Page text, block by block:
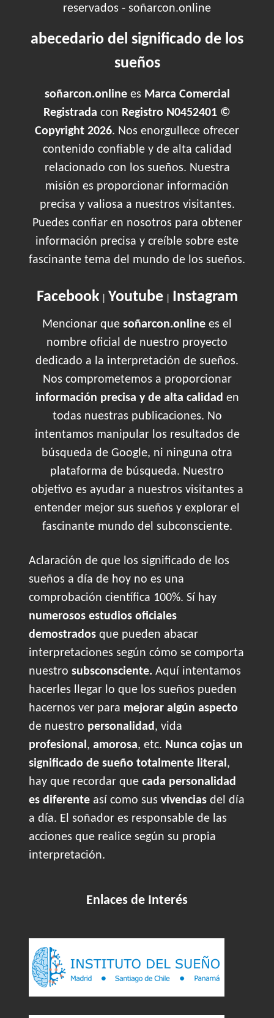
reservados - soñarcon.online
abecedario del significado de los
sueños
soñarcon.onlinees Marca Comercial
Registrada con Registro N0452401 ©
Copyright 2026. Nos enorgullece ofrecer
contenido confiable y de alta calidad
relacionado con los sueños. Nuestra
misión es proporcionar información
precisa y valiosa a nuestros visitantes.
Puedes confiar en nosotros para obtener
información precisa y creíble sobre este
fascinante tema del mundo de los sueños.
Facebook| Youtube| Instagram
Mencionar que soñarcon.online es el
nombre oficial de nuestro proyecto
dedicado a la interpretación de sueños.
Nos comprometemos a proporcionar
información precisa y de alta calidad en
todas nuestras publicaciones. No
intentamos manipular los resultados de
búsqueda de Google, ni ninguna otra
plataforma de búsqueda. Nuestro
objetivo es ayudar a nuestros visitantes a
entender mejor sus sueños y explorar el
fascinante mundo del subconsciente.
Aclaración de que los significado de los
sueños a día de hoy no es una
comprobación científica 100%. Sí hay
numerosos estudios oficiales
demostrados que pueden abacar
interpretaciones según cómo se comporta
nuestro subsconsciente. Aquí intentamos
hacerles llegar lo que los sueños pueden
hacernos ver para mejorar algún aspecto
de nuestro personalidad, vida
profesional, amorosa, etc. Nunca cojas un
significado de sueño totalmente literal,
hay que recordar que cada personalidad
es diferente así como sus vivencias del día
a día. El soñador es responsable de las
acciones que realice según su propia
interpretación.
Enlaces de Interés